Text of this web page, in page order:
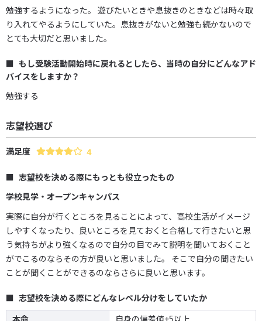
勉強するようになった。 遊びたいときや息抜きのときなどは時々取
り入れてやるようにしていた。息抜きがないと勉強も続かないので
とても大切だと思いました。
もし受験活動開始時に戻れるとしたら、当時の自分にどんなアド
バイスをしますか？
勉強する
志望校選び
満足度 4
志望校を決める際にもっとも役立ったもの
学校見学・オープンキャンパス
実際に自分が行くところを見ることによって、高校生活がイメージ
しやすくなったり、良いところを見ておくと合格して行きたいと思
う気持ちがより強くなるので自分の目でみて説明を聞いておくこと
がでこるのならその方が良いと思いました。 そこで自分の聞きたい
ことが聞くことができるのならさらに良いと思います。
志望校を決める際にどんなレベル分けをしていたか
本命
自身の偏差値+5以上